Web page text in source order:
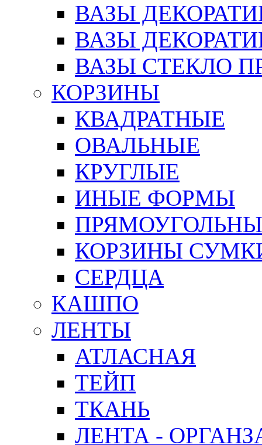
ВАЗЫ
ВАЗЫ
ВАЗЫ СТЕКЛО
КОРЗИНЫ
КВАДРАТНЫЕ
ОВАЛЬНЫЕ
КРУГЛЫЕ
ИНЫЕ ФОРМЫ
КОРЗИНЫ
СЕРДЦА
КАШПО
ЛЕНТЫ
АТЛАСНАЯ
ТЕЙП
ТКАНЬ
ЛЕНТА -